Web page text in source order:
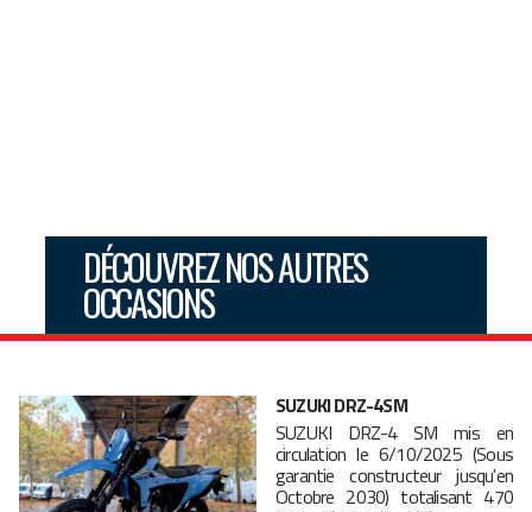
DÉCOUVREZ NOS AUTRES
OCCASIONS
SUZUKI DRZ-4SM
SUZUKI DRZ-4 SM mis en
circulation le 6/10/2025 (Sous
garantie constructeur jusqu'en
Octobre 2030) totalisant 470